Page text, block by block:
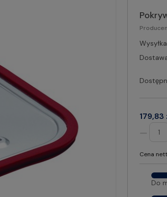
179,83
Cena
Do